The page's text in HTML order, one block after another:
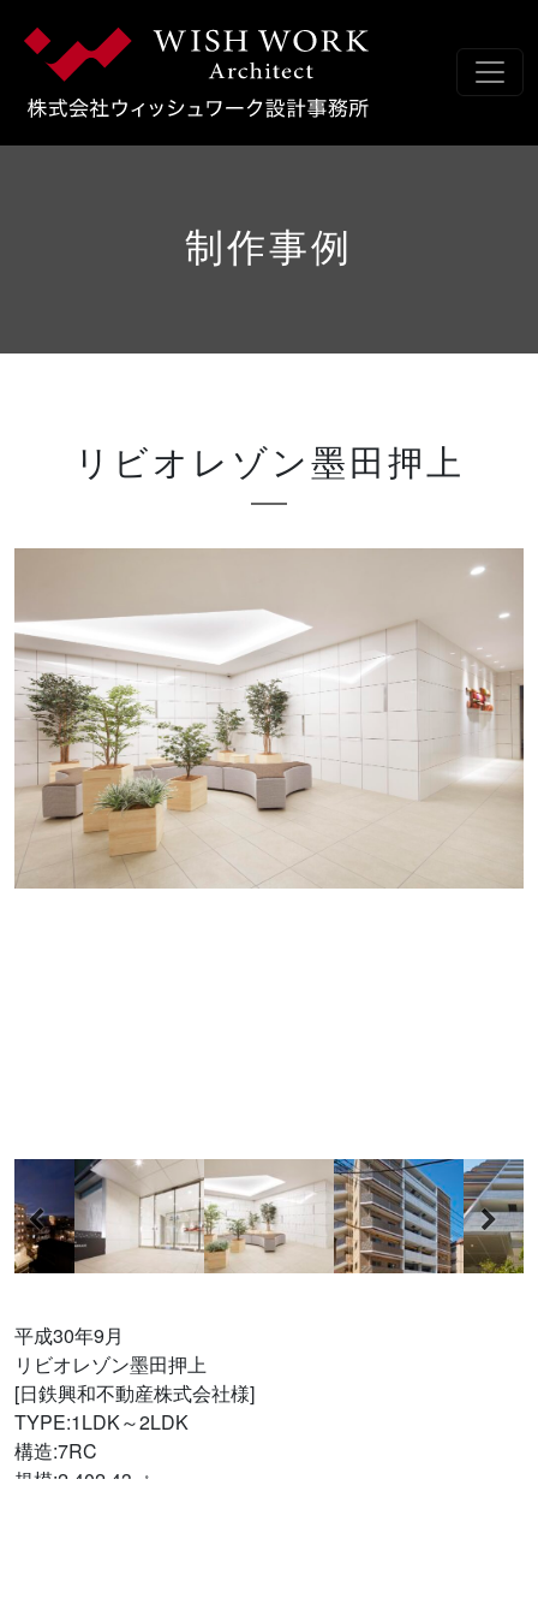
メインナビゲーション
制作事例
リビオレゾン墨田押上
平成30年9月
リビオレゾン墨田押上
[日鉄興和不動産株式会社様]
TYPE:1LDK～2LDK
構造:7RC
規模:2,402.43㎡